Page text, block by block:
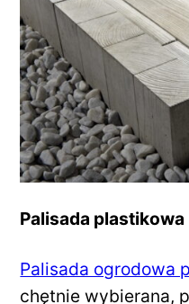
Palisada plastikowa
Palisada ogrodowa
chętnie wybierana,